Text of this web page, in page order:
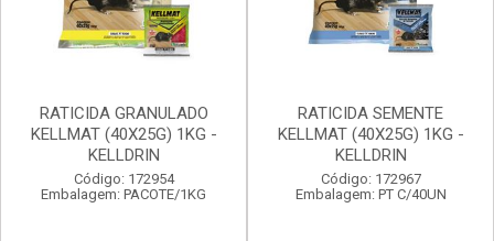
RATICIDA GRANULADO
KELLMAT (40X25G) 1KG -
KELLDRIN
Código: 172954
Embalagem: PACOTE/1KG
RATICIDA SEMENTE
KELLMAT (40X25G) 1KG -
KELLDRIN
Código: 172967
Embalagem: PT C/40UN